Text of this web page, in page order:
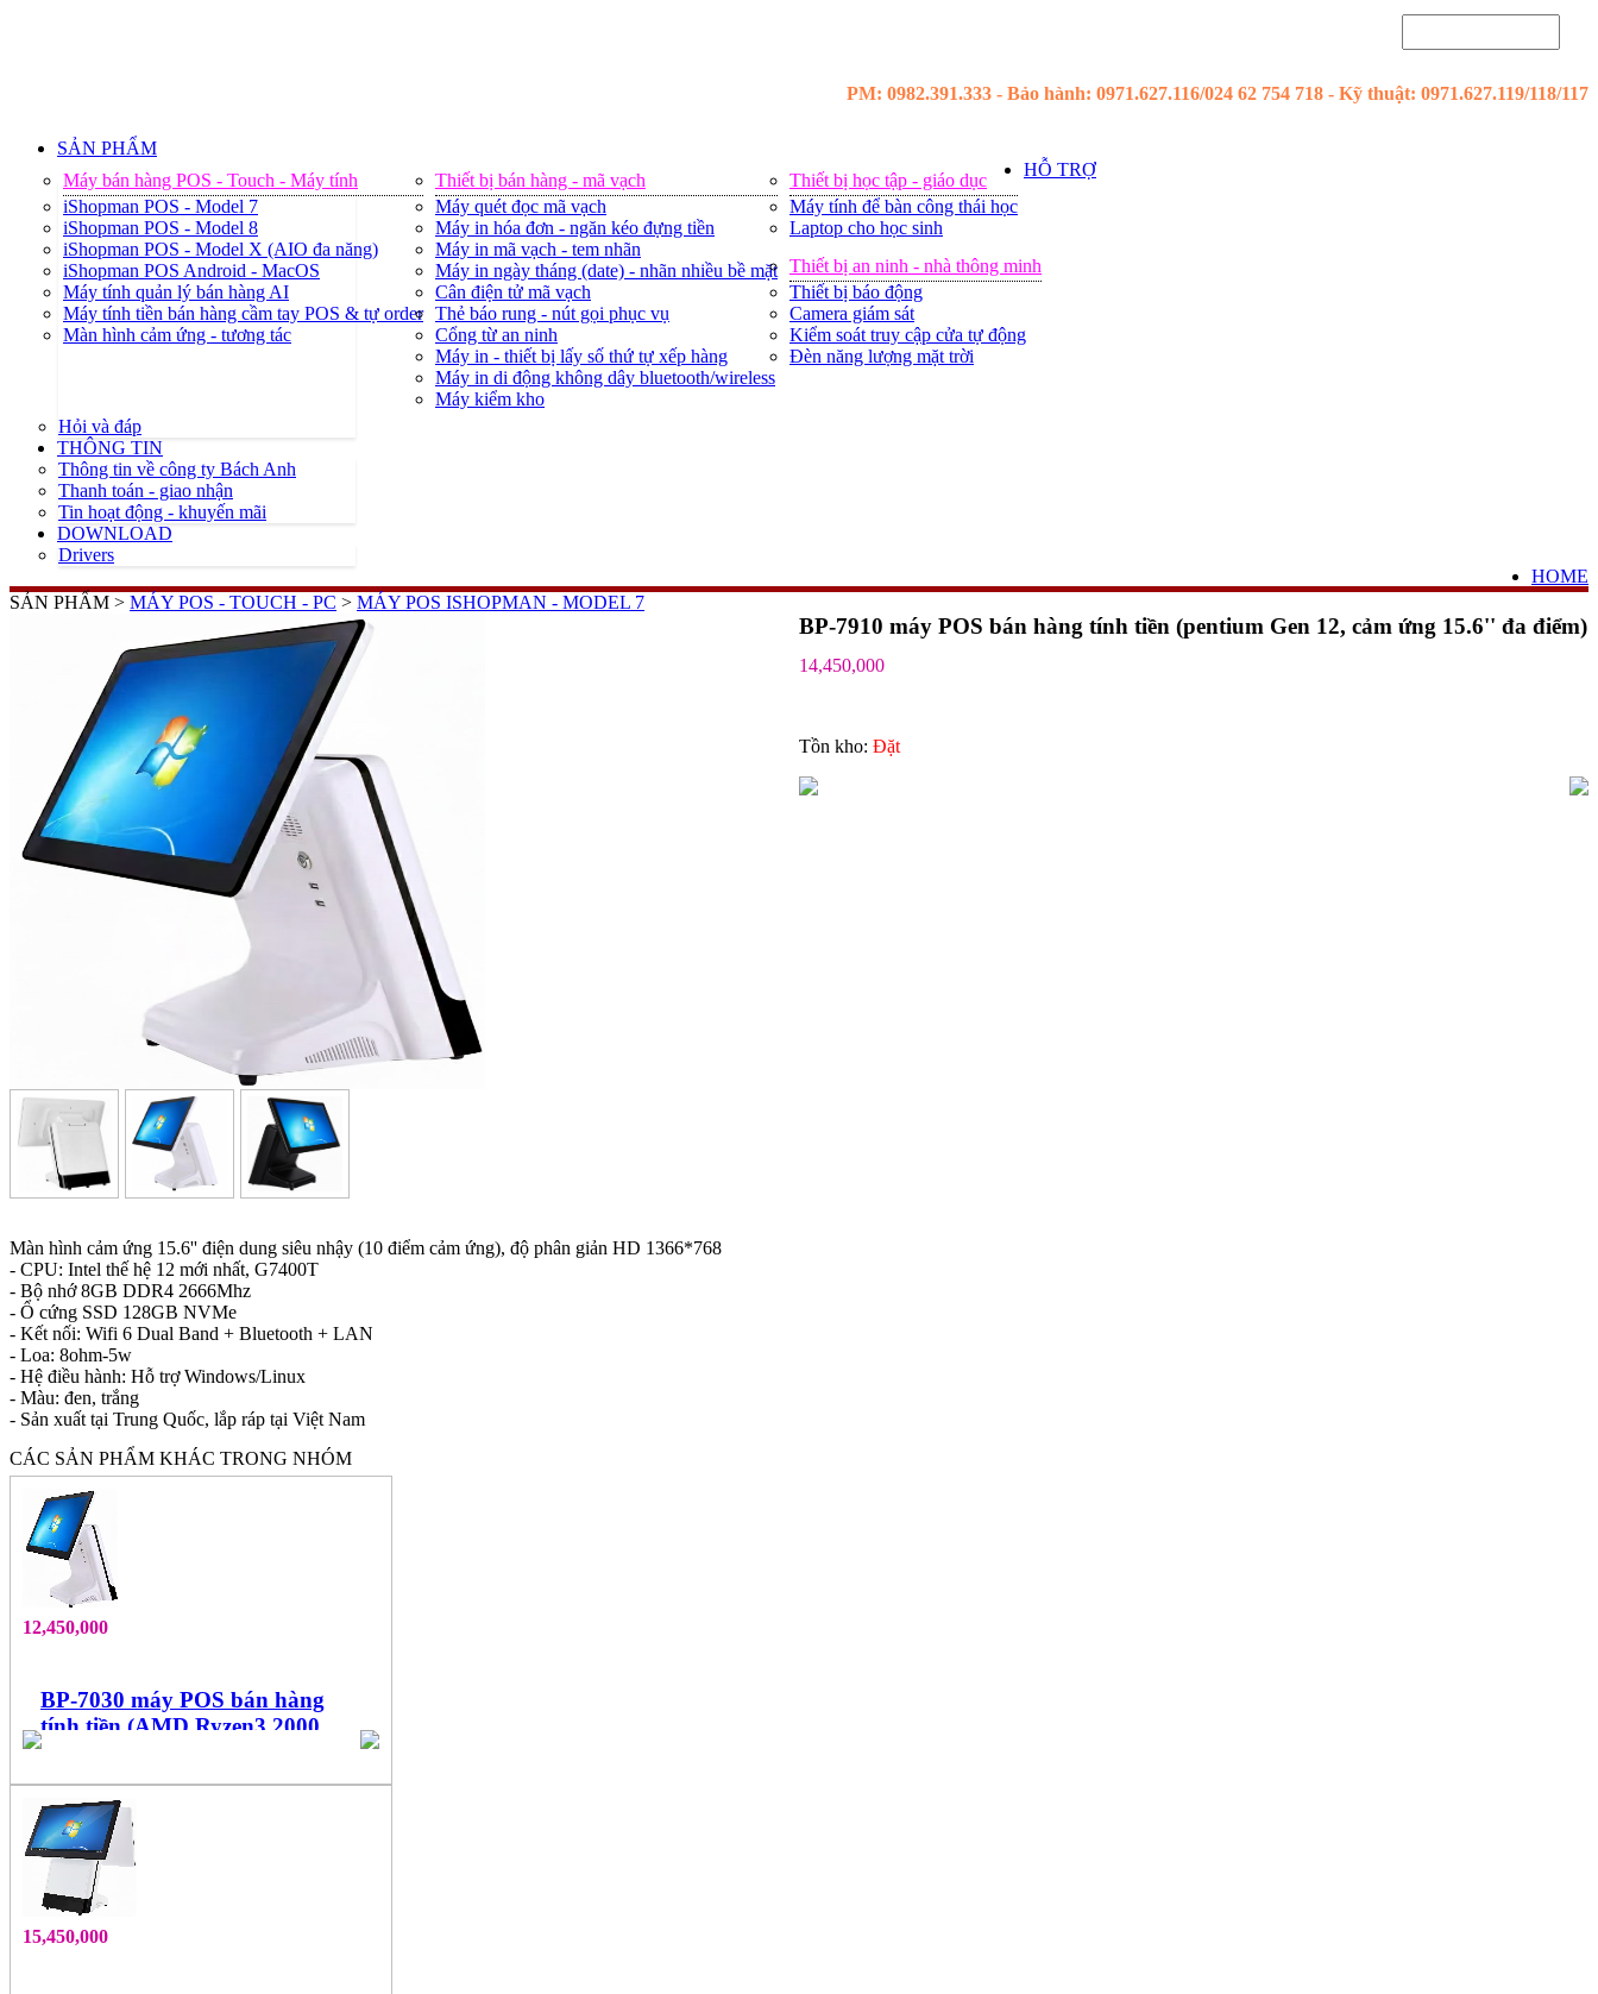
PM: 0982.391.333 - Bảo hành: 0971.627.116/024 62 754 718 - Kỹ thuật: 0971.627.119/118/117
SẢN PHẨM
Máy bán hàng POS - Touch - Máy tính
iShopman POS - Model 7
iShopman POS - Model 8
iShopman POS - Model X (AIO đa năng)
iShopman POS Android - MacOS
Máy tính quản lý bán hàng AI
Máy tính tiền bán hàng cầm tay POS & tự order
Màn hình cảm ứng - tương tác
Thiết bị bán hàng - mã vạch
Máy quét đọc mã vạch
Máy in hóa đơn - ngăn kéo đựng tiền
Máy in mã vạch - tem nhãn
Máy in ngày tháng (date) - nhãn nhiều bề mặt
Cân điện tử mã vạch
Thẻ báo rung - nút gọi phục vụ
Cổng từ an ninh
Máy in - thiết bị lấy số thứ tự xếp hàng
Máy in di động không dây bluetooth/wireless
Máy kiểm kho
Thiết bị học tập - giáo dục
Máy tính để bàn công thái học
Laptop cho học sinh
Thiết bị an ninh - nhà thông minh
Thiết bị báo động
Camera giám sát
Kiểm soát truy cập cửa tự động
Đèn năng lượng mặt trời
HỖ TRỢ
Hỏi và đáp
THÔNG TIN
Thông tin về công ty Bách Anh
Thanh toán - giao nhận
Tin hoạt động - khuyến mãi
DOWNLOAD
Drivers
HOME
SẢN PHẨM > MÁY POS - TOUCH - PC > MÁY POS ISHOPMAN - MODEL 7
BP-7910 máy POS bán hàng tính tiền (pentium Gen 12, cảm ứng 15.6'' đa điểm)
14,450,000
Tồn kho: Ðặt
Màn hình cảm ứng 15.6'' điện dung siêu nhậy (10 điểm cảm ứng), độ phân giản HD 1366*768
- CPU: Intel thế hệ 12 mới nhất, G7400T
- Bộ nhớ 8GB DDR4 2666Mhz
- Ổ cứng SSD 128GB NVMe
- Kết nối: Wifi 6 Dual Band + Bluetooth + LAN
- Loa: 8ohm-5w
- Hệ điều hành: Hỗ trợ Windows/Linux
- Màu: đen, trắng
- Sản xuất tại Trung Quốc, lắp ráp tại Việt Nam
CÁC SẢN PHẨM KHÁC TRONG NHÓM
12,450,000
BP-7030 máy POS bán hàng
tính tiền (AMD Ryzen3 2000
Series, cảm ứng 15.6'' đa điểm)
15,450,000